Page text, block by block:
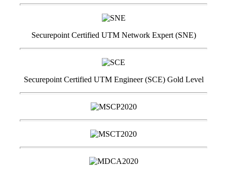
Securepoint Certified UTM Network Expert (SNE)
Securepoint Certified UTM Engineer (SCE) Gold Level